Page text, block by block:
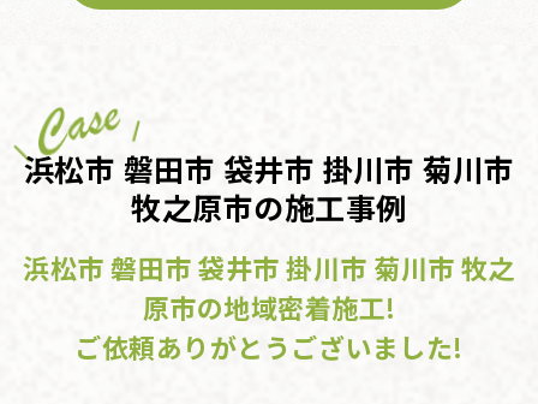
浜松市 磐田市 袋井市 掛川市 菊川市
牧之原市の施工事例
浜松市 磐田市 袋井市 掛川市 菊川市 牧之
原市の地域密着施工!
ご依頼ありがとうございました!